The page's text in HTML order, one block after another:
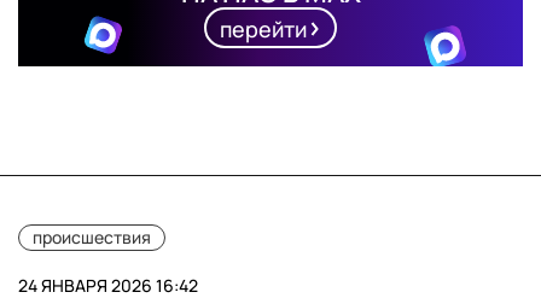
перейти
происшествия
24 ЯНВАРЯ 2026 16:42